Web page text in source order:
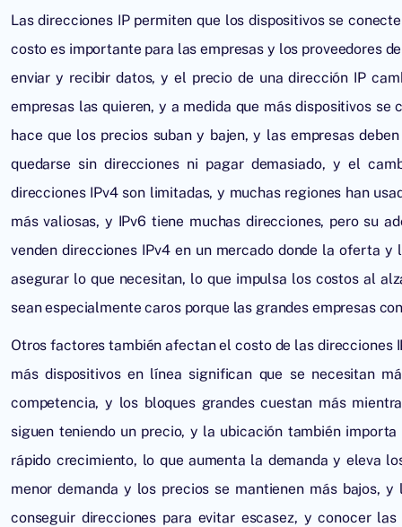
Las direcciones IP permiten que los dispositivos se
costo es importante para las empresas y los proveedores
enviar y recibir datos, y el precio de una dirección IP
empresas las quieren, y a medida que más dispositivos
hace que los precios suban y bajen, y las empresas
quedarse sin direcciones ni pagar demasiado, y el
direcciones IPv4 son limitadas, y muchas regiones han
más valiosas, y IPv6 tiene muchas direcciones, pero su
venden direcciones IPv4 en un mercado donde la oferta
asegurar lo que necesitan, lo que impulsa los costos al
sean especialmente caros porque las grandes empresas
Otros factores también afectan el costo de las direcciones
más dispositivos en línea significan que se necesitan
competencia, y los bloques grandes cuestan más
siguen teniendo un precio, y la ubicación también
rápido crecimiento, lo que aumenta la demanda y eleva
menor demanda y los precios se mantienen más bajos,
conseguir direcciones para evitar escasez, y conocer